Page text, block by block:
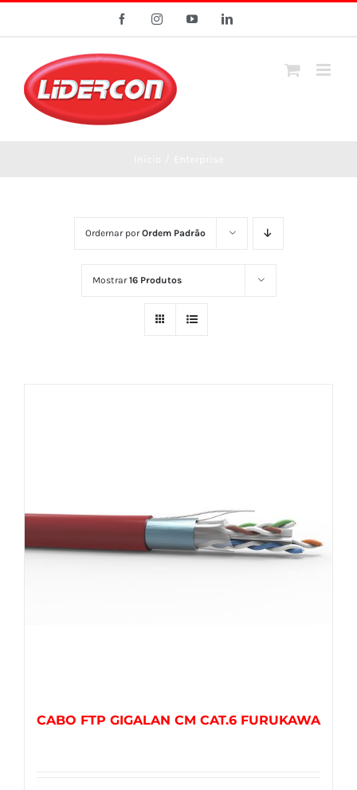
conteúdo
FacebookInstagramYouTubeLinkedIn
Ordernar porOrdem Padrão
Mostrar16 Produtos
CABO FTP GIGALAN CM CAT.6 FURUKAWA